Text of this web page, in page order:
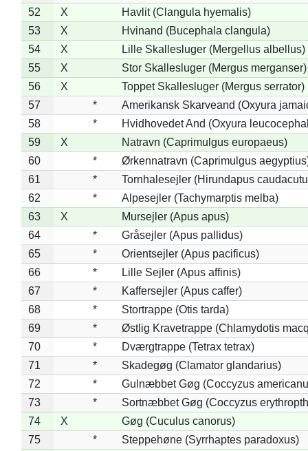
52
X
Havlit (Clangula hyemalis)
53
X
Hvinand (Bucephala clangula)
54
X
Lille Skallesluger (Mergellus albellus)
55
X
Stor Skallesluger (Mergus merganser)
56
X
Toppet Skallesluger (Mergus serrator)
57
*
Amerikansk Skarveand (Oxyura
58
*
Hvidhovedet And (Oxyura
59
X
Natravn (Caprimulgus europaeus)
60
*
Ørkennatravn (Caprimulgus
61
*
Tornhalesejler (Hirundapus
62
*
Alpesejler (Tachymarptis melba)
63
X
Mursejler (Apus apus)
64
*
Gråsejler (Apus pallidus)
65
*
Orientsejler (Apus pacificus)
66
*
Lille Sejler (Apus affinis)
67
*
Kaffersejler (Apus caffer)
68
*
Stortrappe (Otis tarda)
69
*
Østlig Kravetrappe (Chlamydotis
70
*
Dværgtrappe (Tetrax tetrax)
71
*
Skadegøg (Clamator glandarius)
72
*
Gulnæbbet Gøg (Coccyzus
73
*
Sortnæbbet Gøg (Coccyzus
74
X
Gøg (Cuculus canorus)
75
*
Steppehøne (Syrrhaptes paradoxus)